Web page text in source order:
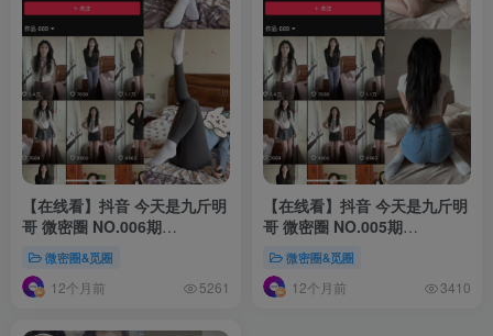
【在线看】抖音 今天是九斤明
哥 微密圈 NO.006期
微密圈&觅圈
12个月前 5261
【在线看】抖音 今天是九斤明
哥 微密圈 NO.005期
微密圈&觅圈
12个月前 3410